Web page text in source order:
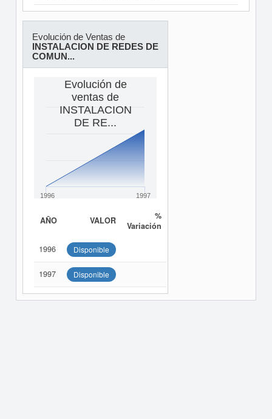
Evolución de Ventas de
INSTALACION DE REDES DE
COMUN...
Evolución de
ventas de
INSTALACION
DE RE...
1996 1997
AÑO VALOR
%
Variación
1996 Disponible
1997 Disponible